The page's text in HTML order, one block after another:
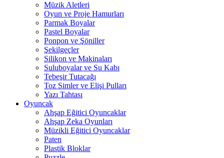
Müzik Aletleri
Oyun ve Proje Hamurları
Parmak Boyalar
Pastel Boyalar
Ponpon ve Şöniller
Şekilgeçler
Silikon ve Makinaları
Suluboyalar ve Su Kabı
Tebeşir Tutacağı
Toz Simler ve Elişi Pulları
Yazı Tahtası
Oyuncak
Ahşap Eğitici Oyuncaklar
Ahşap Zeka Oyunları
Müzikli Eğitici Oyuncaklar
Paten
Plastik Bloklar